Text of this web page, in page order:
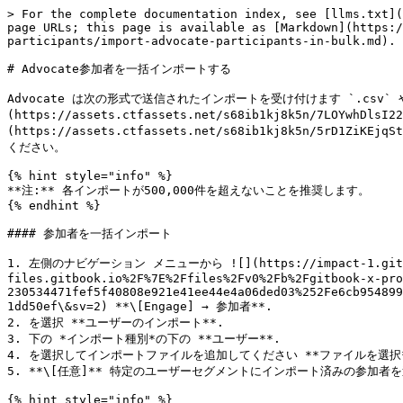
> For the complete documentation index, see [llms.txt](https://help.impact.com/llms.txt). Markdown versions of documentation pages are available by appending `.md` to page URLs; this page is available as [Markdown](https://help.impact.com/brand/ja/what-would-you-like-to-learn-about/advocate-program/manage-advocate-participants/import-advocate-participants-in-bulk.md).

# Advocate参加者を一括インポートする

Advocate は次の形式で送信されたインポートを受け付けます `.csv` や `.jsonl` ファイル形式です。弊社の [サンプルCSVインポートファイル](https://assets.ctfassets.net/s68ib1kj8k5n/7LOYwhDlsI22uuaIMaWImE/71cefe860edc71c0968c8065e1d6e953/sample-user-upload.csv) と [サンプルJSONLインポートファイル](https://assets.ctfassets.net/s68ib1kj8k5n/5rD1ZiKEjqStp54qjDB90N/48918dfa8b53a935c7c83ea5fbf3af77/userImportSample.jsonl) を参照して、インポートに必要なファイル構造を確認してください。

{% hint style="info" %}
**注:** 各インポートが500,000件を超えないことを推奨します。
{% endhint %}

#### 参加者を一括インポート

1. 左側のナビゲーション メニューから ![](https://impact-1.gitbook.io/docs/emvxfLrwrlacc4y3y02Y/~gitbook/image?url=https%3A%2F%2F4048883401-files.gitbook.io%2F%7E%2Ffiles%2Fv0%2Fb%2Fgitbook-x-prod.appspot.com%2Fo%2Fspaces%252FwMLlMoFBtKJa8ptd3zaw%252Fuploads%252Fgit-blob-230534471fef5f40808e921e41ee44e4a06ded03%252Fe6cb9548999afdc1ed3ce4942e4cb5b45b5cecbd323267aac2a7cd1915fccc09.svg%3Falt%3Dmedia\&width=300\&dpr=3\&quality=100\&sign=71dd50ef\&sv=2) **\[Engage] → 参加者**.
2. を選択 **ユーザーのインポート**.
3. 下の *インポート種別*の下の **ユーザー**.
4. を選択してインポートファイルを追加してください **ファイルを選択**.
5. **\[任意]** 特定のユーザーセグメントにインポート済みの参加者を追加または削除するには、ドロップダウンリストからそのセグメントを選択してください。

{% hint style="info" %}
**注:** この選択は *すべての* このインポートファイルに含まれる参加者に適用されます。
{% endhint %}

6. を選択 **インポートを開始**.

インポートが完了すると、確認メールが送信されます。キューの状況やファイルサイズによっては、インポートに最大30分かかる場合があります。

#### フィールド

ユーザーの一括インポートでは、アップロードファイル内の標準フィールドとカスタムフィールドの両方がサポートされます。 **フィールドは大文字と小文字を区別します。**

{% tabs %}
{% tab title="標準フィールド" %}
標準フィールドは、当社の [Open Endpoint User Upsert API 呼び出し](https://integrations.impact.com/integration-guides/for-brands/advocate/advocate-api/api-open-endpoints):

| フィールド                     | 種類   | 説明                                                                                                                                                                                                                                                                     |
| ------------------------- | ---- | ---------------------------------------------------------------------------------------------------------------------------------------------------------------------------------------------------------------------------------------------------------------------- |
| accountId（必須）             | 文字列  | この参加者が所属するアカウントの一意の識別子。                                                                                                                                                                                                                                                |
| id（必須）                    | 文字列  | この参加者に付与された一意の識別子。